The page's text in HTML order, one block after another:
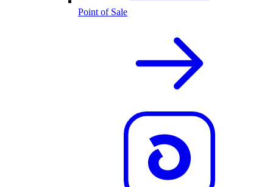
Point of Sale